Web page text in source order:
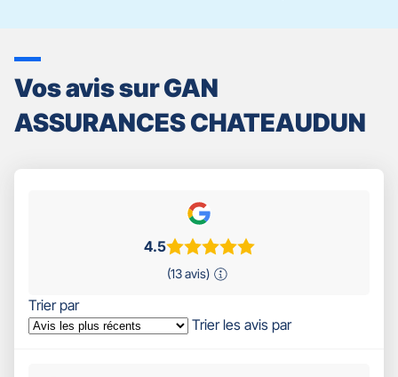
Vos avis sur GAN
ASSURANCES CHATEAUDUN
4.5
(13 avis)
Trier par
Trier les avis par